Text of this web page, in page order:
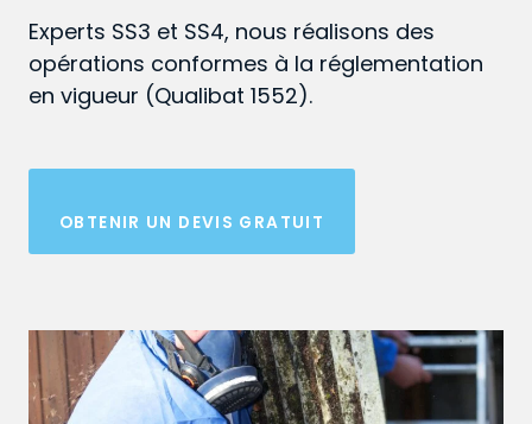
Experts SS3 et SS4, nous réalisons des
opérations conformes à la réglementation
en vigueur (Qualibat 1552).
OBTENIR UN DEVIS GRATUIT